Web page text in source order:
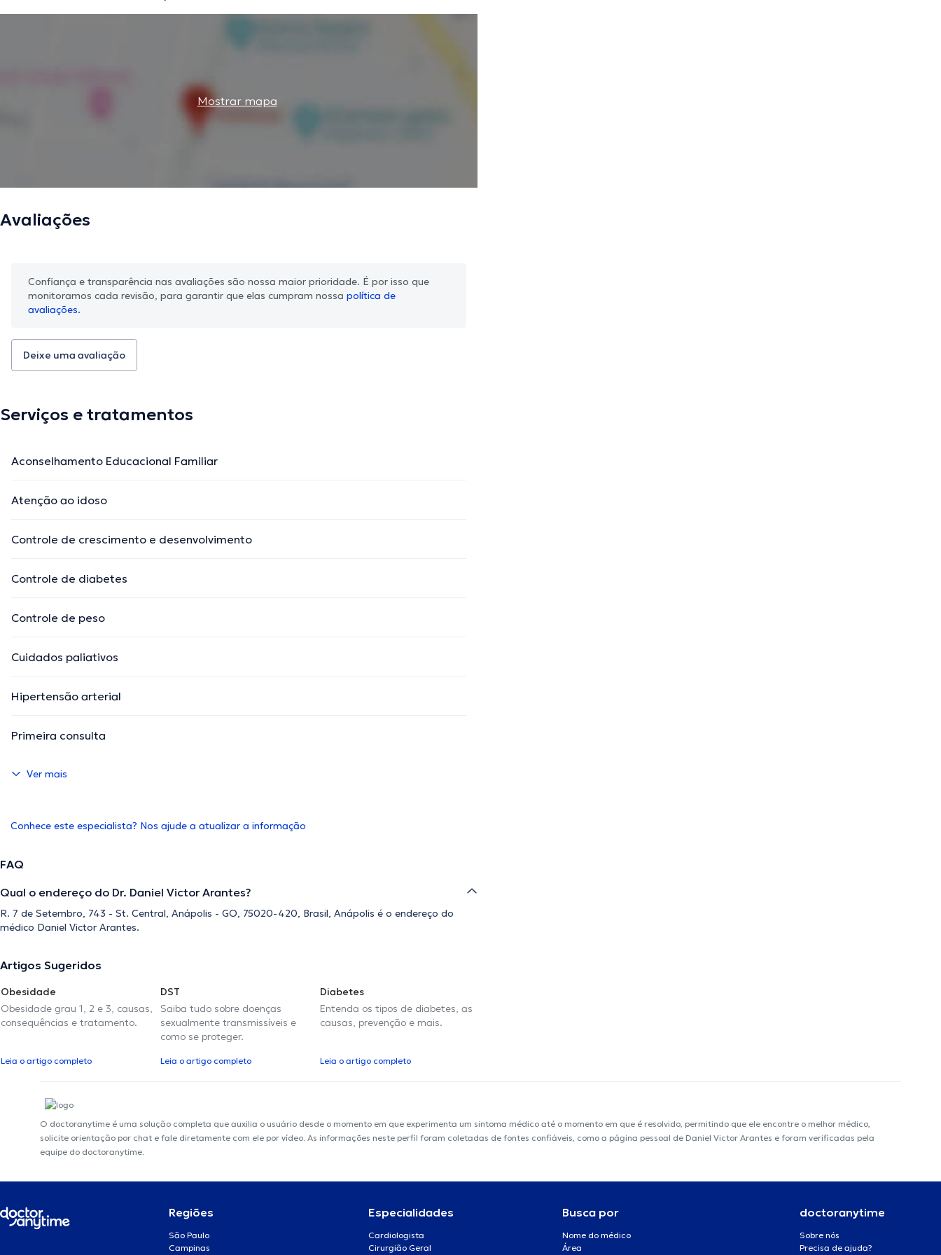
Mostrar mapa
Avaliações
Confiança e transparência nas avaliações são nossa maior prioridade. É por isso que
monitoramos cada revisão, para garantir que elas cumpram nossa política de
avaliações.
Deixe uma avaliação
Serviços e tratamentos
Aconselhamento Educacional Familiar
Atenção ao idoso
Controle de crescimento e desenvolvimento
Controle de diabetes
Controle de peso
Cuidados paliativos
Hipertensão arterial
Primeira consulta
Ver mais
Conhece este especialista? Nos ajude a atualizar a informação
FAQ
Qual o endereço do Dr. Daniel Victor Arantes?
R. 7 de Setembro, 743 - St. Central, Anápolis - GO, 75020-420, Brasil, Anápolis é o endereço do
médico Daniel Victor Arantes.
Artigos Sugeridos
Obesidade
Obesidade grau 1, 2 e 3, causas,
consequências e tratamento.
Leia o artigo completo
DST
Saiba tudo sobre doenças
sexualmente transmissíveis e
como se proteger.
Leia o artigo completo
Diabetes
Entenda os tipos de diabetes, as
causas, prevenção e mais.
Leia o artigo completo
O doctoranytime é uma solução completa que auxilia o usuário desde o momento em que experimenta um sintoma médico até o momento em que é resolvido, permitindo que ele encontre o melhor médico,
solicite orientação por chat e fale diretamente com ele por vídeo. As informações neste perfil foram coletadas de fontes confiáveis, como a página pessoal de Daniel Victor Arantes e foram verificadas pela
equipe do doctoranytime.
Regiões
São Paulo
Campinas
Especialidades
Cardiologista
Cirurgião Geral
Busca por
Nome do médico
Área
doctoranytime
Sobre nós
Precisa de ajuda?